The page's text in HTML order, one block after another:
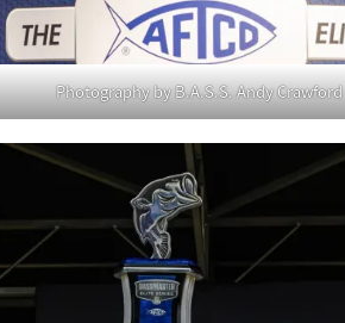
Photography by B.A.S.S. Andy Crawford